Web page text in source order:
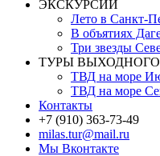
ЭКСКУРСИИ
Лето в Санкт-
В объятиях
Три звезды
ТУРЫ
ТВД на море
ТВД на море
Контакты
+7 (910) 363-73-49
milas.tur@mail.ru
Мы Вконтакте